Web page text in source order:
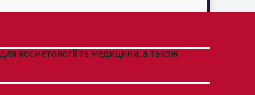
косметології та медицини, а також